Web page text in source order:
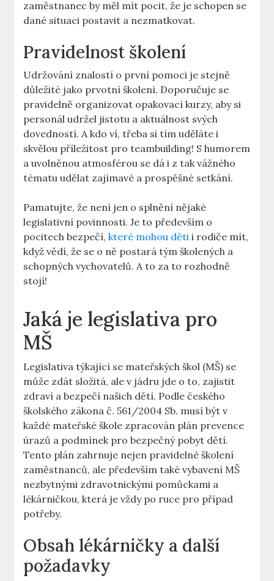
zaměstnanec by měl mít pocit, že je schopen se
dané situaci postavit a nezmatkovat.
Pravidelnost školení
Udržování znalostí o první pomoci je stejně
důležité jako prvotní školení. Doporučuje se
pravidelně organizovat opakovací kurzy, aby si
personál udržel jistotu a aktuálnost svých
dovedností. A kdo ví, třeba si tím uděláte i
skvělou příležitost pro teambuilding! S humorem
a uvolněnou atmosférou se dá i z tak vážného
tématu udělat zajímavé a prospěšné setkání.
Pamatujte, že není jen o splnění nějaké
legislativní povinnosti. Je to především o
pocitech bezpečí,které mohou děti i rodiče mít,
když vědí, že se o ně postará tým školených a
schopných vychovatelů. A to za to rozhodně
stojí!
Jaká je legislativa pro
MŠ
Legislativa týkající se mateřských škol (MŠ) se
může zdát složitá, ale v jádru jde o to, zajistit
zdraví a bezpečí našich dětí. Podle českého
školského zákona č. 561/2004 Sb. musí být v
každé mateřské škole zpracován plán prevence
úrazů a podmínek pro bezpečný pobyt dětí.
Tento plán zahrnuje nejen pravidelné školení
zaměstnanců, ale především také vybavení MŠ
nezbytnými zdravotnickými pomůckami a
lékárničkou, která je vždy po ruce pro případ
potřeby.
Obsah lékárničky a další
požadavky